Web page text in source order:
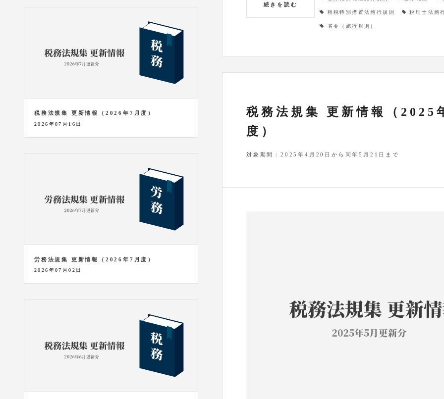
続きを読む
租税特別措置法施行規則 税理士法施
省令（施行規則）
税務法規集 更新情報（2025
度）
対象期間：2025年4月20日から同年5月21日まで
税務法規集 更新情報（2026年7月度）
2026年07月16日
労務法規集 更新情報（2026年7月度）
2026年07月02日